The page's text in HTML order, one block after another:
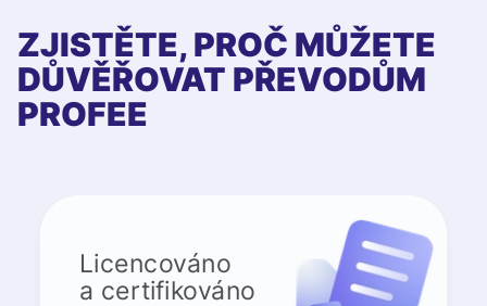
ZJISTĚTE, PROČ MŮŽETE
DŮVĚŘOVAT PŘEVODŮM
PROFEE
Licencováno
a certifikováno